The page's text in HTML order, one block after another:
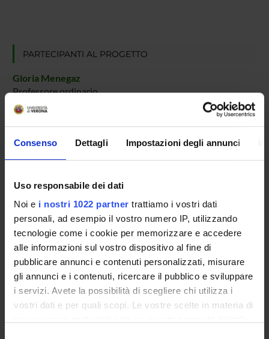
Consenso Dettagli Impostazioni degli annunci
Uso responsabile dei dati
Noi e i nostri 1022 partner trattiamo i vostri dati
personali, ad esempio il vostro numero IP, utilizzando
tecnologie come i cookie per memorizzare e accedere
alle informazioni sul vostro dispositivo al fine di
pubblicare annunci e contenuti personalizzati, misurare
gli annunci e i contenuti, ricercare il pubblico e sviluppare
i servizi. Avete la possibilità di scegliere chi utilizza i
vostri dati e per quali scopi. Le vostre scelte in materia di
PARTECIPANTI AL PROGETTO
Gloria Menegaz
Professore ordinario
AREE DI RICERCA COINVOLTE DAL PROGETTO
Intelligenza Artificiale
ATTIVITÀ
AREE DI RICERCA
GRUPPI DI RICERCA
DOTTORATI DI RICERCA